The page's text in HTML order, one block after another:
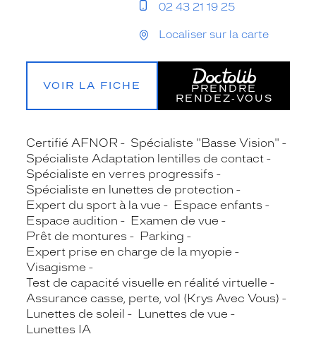
02 43 21 19 25
Localiser sur la carte
VOIR LA FICHE
PRENDRE
RENDEZ‑VOUS
Certifié AFNOR
Spécialiste "Basse Vision"
Spécialiste Adaptation lentilles de contact
Spécialiste en verres progressifs
Spécialiste en lunettes de protection
Expert du sport à la vue
Espace enfants
Espace audition
Examen de vue
Prêt de montures
Parking
Expert prise en charge de la myopie
Visagisme
Test de capacité visuelle en réalité virtuelle
Assurance casse, perte, vol (Krys Avec Vous)
Lunettes de soleil
Lunettes de vue
Lunettes IA